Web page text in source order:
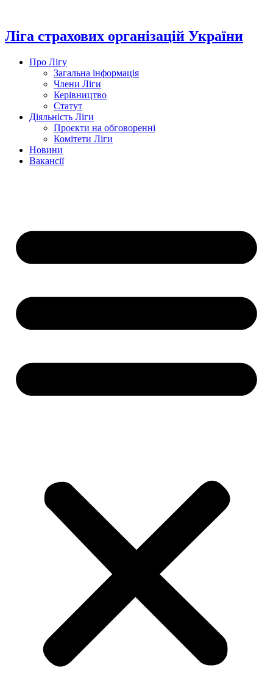
вмісту
Ліга страхових організацій України
Про Лігу
Загальна інформація
Члени Ліги
Керівництво
Статут
Діяльність Ліги
Проєкти на обговоренні
Комітети Ліги
Новини
Вакансії